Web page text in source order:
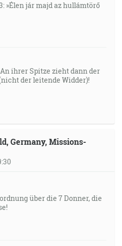
»Élen jár majd az hullámtörő
ihrer Spitze zieht dann der
der leitende Widder)!
Germany, Missions-
über die 7 Donner, die